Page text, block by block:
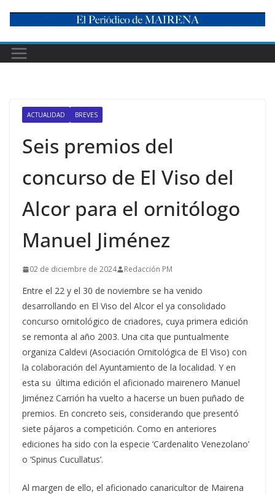
content
ACTUALIDAD BREVES
Seis premios del
concurso de El Viso del
Alcor para el ornitólogo
Manuel Jiménez
02 de diciembre de 2024 Redacción PM
Entre el 22 y el 30 de noviembre se ha venido
desarrollando en El Viso del Alcor el ya consolidado
concurso ornitológico de criadores, cuya primera edición
se remonta al año 2003. Una cita que puntualmente
organiza Caldevi (Asociación Ornitológica de El Viso) con
la colaboración del Ayuntamiento de la localidad. Y en
esta su última edición el aficionado mairenero Manuel
Jiménez Carrión ha vuelto a hacerse un buen puñado de
premios. En concreto seis, considerando que presentó
siete pájaros a competición. Como en anteriores
ediciones ha sido con la especie ‘Cardenalito Venezolano’
o ‘Spinus Cucullatus’.
Al margen de ello, el aficionado canaricultor de Mairena